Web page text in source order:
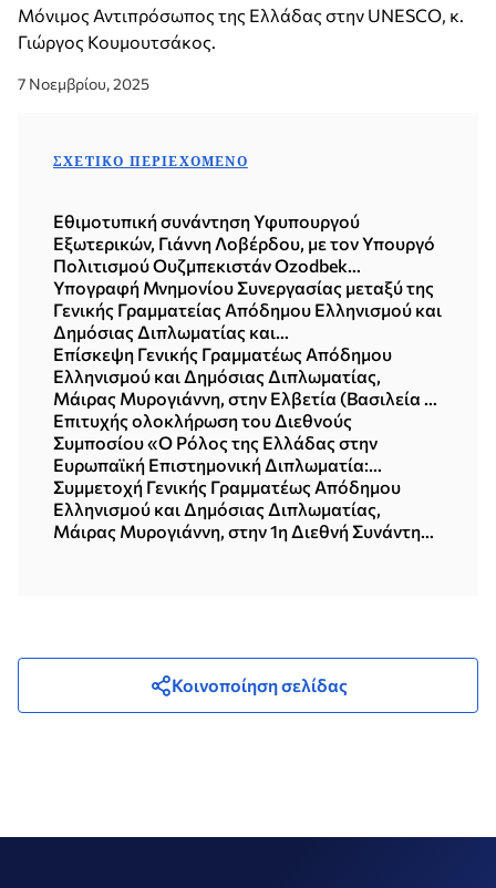
Μόνιμος Αντιπρόσωπος της Ελλάδας στην UNESCO, κ.
Γιώργος Κουμουτσάκος.
7 Νοεμβρίου, 2025
ΣΧΕΤΙΚΌ ΠΕΡΙΕΧΌΜΕΝΟ
Εθιμοτυπική συνάντηση Υφυπουργού
Εξωτερικών, Γιάννη Λοβέρδου, με τον Υπουργό
Πολιτισμού Ουζμπεκιστάν Ozodbek
Nazarbekov (15.07.2026)
Υπογραφή Μνημονίου Συνεργασίας μεταξύ της
Γενικής Γραμματείας Απόδημου Ελληνισμού και
Δημόσιας Διπλωματίας και
της BioInnovation Greece (Αθήνα, 08.07.2026)
Επίσκεψη Γενικής Γραμματέως Απόδημου
Ελληνισμού και Δημόσιας Διπλωματίας,
Μάιρας Μυρογιάννη, στην Ελβετία (Βασιλεία &
Ζυρίχη, 15-18.06.2026)
Επιτυχής ολοκλήρωση του Διεθνούς
Συμποσίου «Ο Ρόλος της Ελλάδας στην
Ευρωπαϊκή Επιστημονική Διπλωματία:
Δημιουργώντας Συνδέσεις, Διαμορφώνοντας
το Μέλλον» (Αθήνα, 11.06.2026)
Συμμετοχή Γενικής Γραμματέως Απόδημου
Ελληνισμού και Δημόσιας Διπλωματίας,
Μάιρας Μυρογιάννη, στην 1η Διεθνή Συνάντηση
Κοινοποίηση σελίδας